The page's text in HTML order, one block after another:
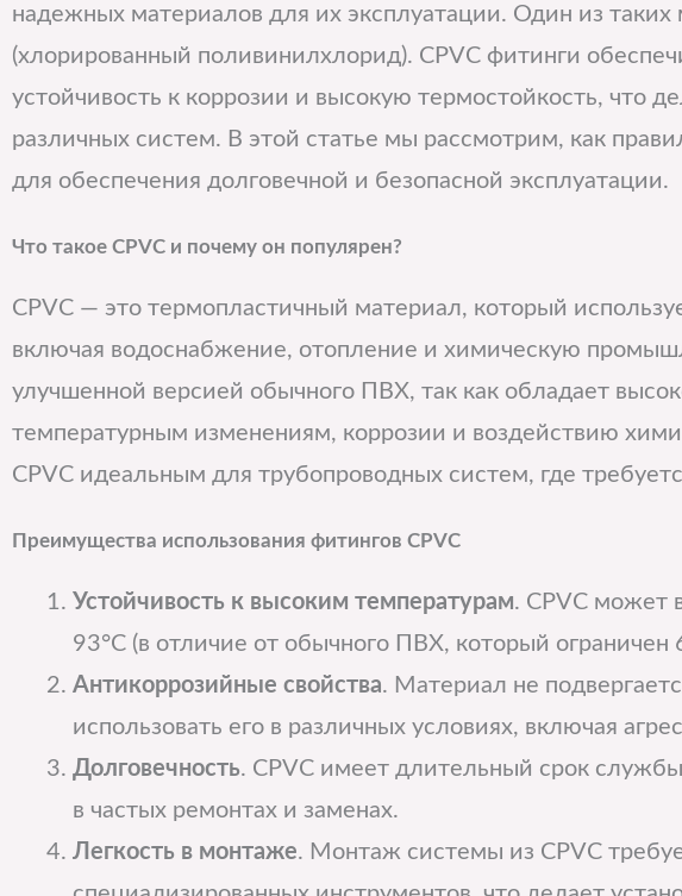
надежных материалов для их эксплуатации. Один из таких
(хлорированный поливинилхлорид). CPVC фитинги
устойчивость к коррозии и высокую термостойкость, что
различных систем. В этой статье мы рассмотрим, как
для обеспечения долговечной и безопасной эксплуатации.
Что такое CPVC и почему он популярен?
CPVC — это термопластичный материал, который
включая водоснабжение, отопление и химическую
улучшенной версией обычного ПВХ, так как обладает
температурным изменениям, коррозии и воздействию
CPVC идеальным для трубопроводных систем, где
Преимущества использования фитингов CPVC
Устойчивость к высоким температурам. CPVC может
93°C (в отличие от обычного ПВХ, который ограничен
Антикоррозийные свойства. Материал не
использовать его в различных условиях, включая
Долговечность. CPVC имеет длительный срок
в частых ремонтах и заменах.
Легкость в монтаже. Монтаж системы из CPVC